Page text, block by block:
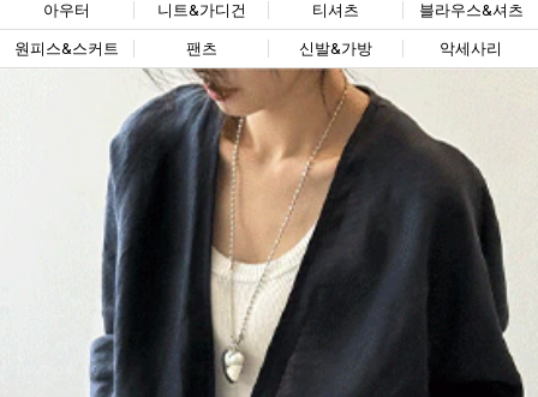
아우터 니트&가디건 티셔츠 블라우스&셔츠
원피스&스커트 팬츠 신발&가방 악세사리